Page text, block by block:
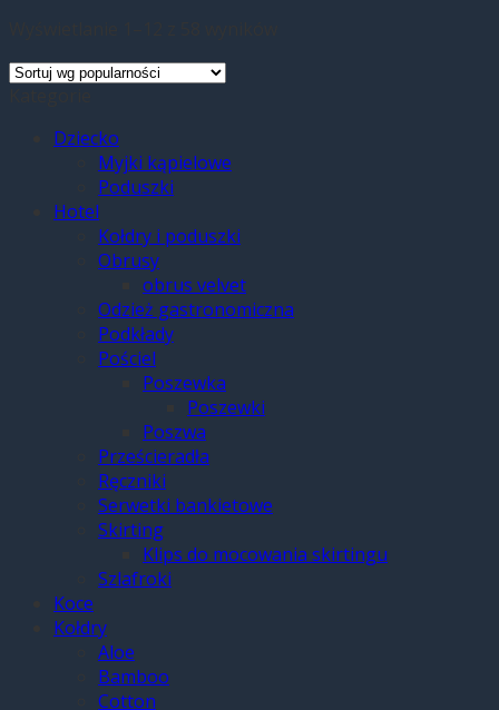
Dziecko
Myjki kąpielowe
Poduszki
Hotel
Kołdry i poduszki
Obrusy
obrus velvet
Odzież gastronomiczna
Podkłady
Pościel
Poszewka
Poszewki
Poszwa
Prześcieradła
Ręczniki
Serwetki bankietowe
Skirting
Klips do mocowania skirtingu
Szlafroki
Koce
Kołdry
Aloe
Bamboo
Cotton